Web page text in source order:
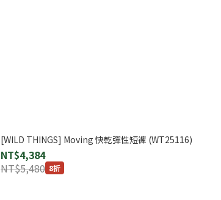
[WILD THINGS] Moving 快乾彈性短褲 (WT25116)
NT$4,384
NT$5,480 8折